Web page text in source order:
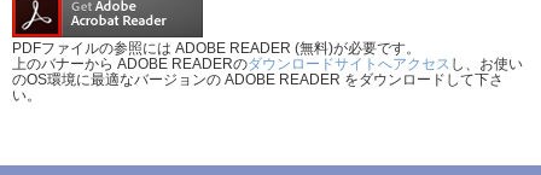
PDFファイルの参照には ADOBE READER (無料)が必要です。
上のバナーから ADOBE READERのダウンロードサイトへアクセス し、お使い
のOS環境に最適なバージョンの ADOBE READER をダウンロードして下さ
い。